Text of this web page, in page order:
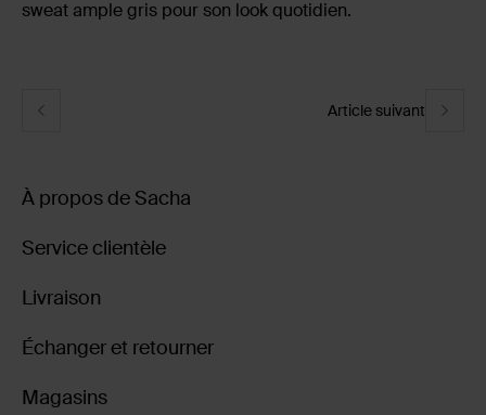
sweat ample gris pour son look quotidien.
Article suivant
À propos de Sacha
Service clientèle
Livraison
Échanger et retourner
Magasins